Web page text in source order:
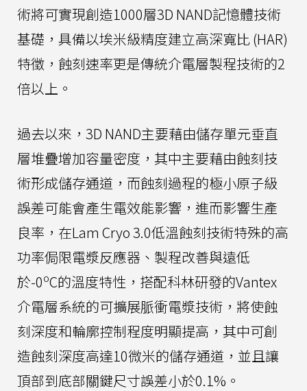
術將可實現創造1000層3D NAND記憶體技術
基礎，具備以埃米級精度建立高深寬比 (HAR)
特徵，蝕刻速率更是傳統介電層製程技術的2
倍以上。
過去以來，3D NAND主要藉由儲存單元垂直
層堆疊增加容量密度，其中主要藉由蝕刻技
術形成儲存通道，而蝕刻過程的極小原子級
誤差可能會產生電效能影響，進而影響生產
良率，在Lam Cryo 3.0低溫蝕刻技術特殊的高
功率侷限電漿反應器、製程改善與遠低
於-0oC的溫度特性，搭配科林研發的Vantex
介電層系統的可擴展脈衝電漿技術，將使蝕
刻深度和輪廓控制程度明顯提高，其中可創
造蝕刻深度高達10微米的儲存通道，並且讓
頂部到底部關鍵尺寸誤差小於0.1%。